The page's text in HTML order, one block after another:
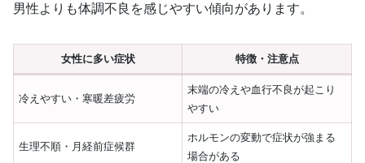
男性よりも体調不良を感じやすい傾向があります。
女性に多い症状 特徴・注意点
冷えやすい・寒暖差疲労
末端の冷えや血行不良が起こり
やすい
生理不順・月経前症候群
ホルモンの変動で症状が強まる
場合がある